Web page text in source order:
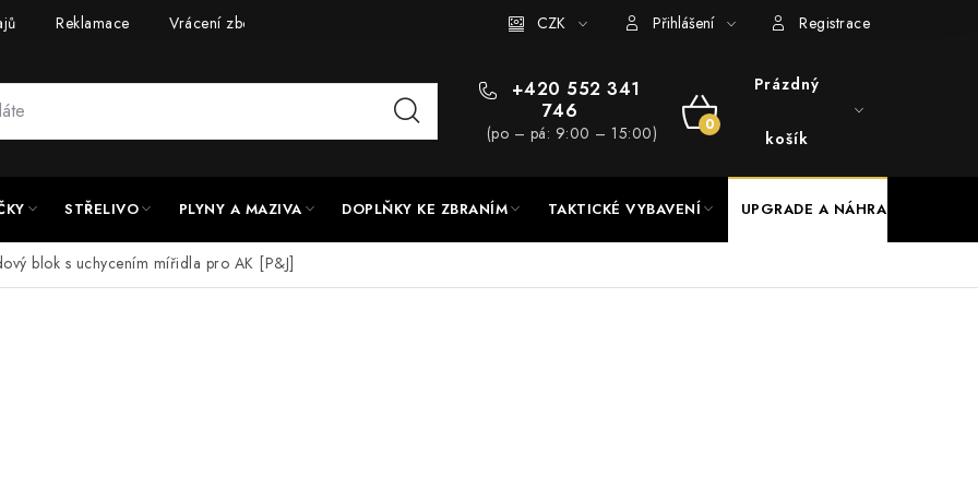
Reklamace Vrácení zboží UPGRADE a servis Hodnocení obchodu
CZK Přihlášení Registrace
+420 552 341
746
(po – pá: 9:00 – 15:00)
NÁKUPNÍ
Prázdný
košík
STŘELIVO PLYNY A MAZIVA DOPLŇKY KE ZBRANÍM TAKTICKÉ VYBAVENÍ UPGRADE A NÁHRADNÍ DÍLY
blok s uchycením mířidla pro AK [P&J]